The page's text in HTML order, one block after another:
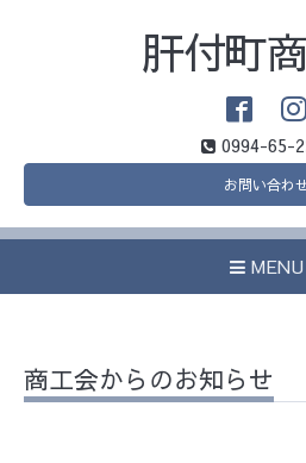
肝付町
0994-65-
お問い合わ
MENU
商工会からのお知らせ